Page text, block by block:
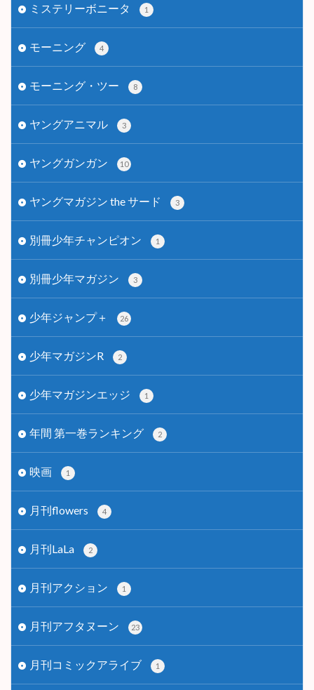
ミステリーボニータ 1
モーニング 4
モーニング・ツー 8
ヤングアニマル 3
ヤングガンガン 10
ヤングマガジン the サード 3
別冊少年チャンピオン 1
別冊少年マガジン 3
少年ジャンプ＋ 26
少年マガジンR 2
少年マガジンエッジ 1
年間 第一巻ランキング 2
映画 1
月刊flowers 4
月刊LaLa 2
月刊アクション 1
月刊アフタヌーン 23
月刊コミックアライブ 1